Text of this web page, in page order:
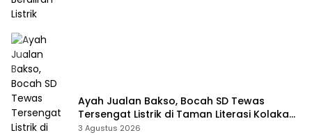
Ayah Jualan Bakso, Bocah SD Tewas
Tersengat Listrik di Taman Literasi Kolaka
Utara
3 Agustus 2026